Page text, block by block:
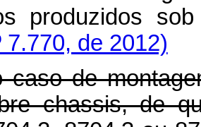
produzidos
7.770, de 2012)
caso de
chassis, de